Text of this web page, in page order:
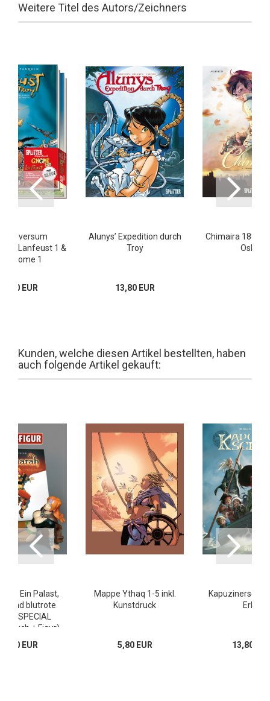
Weitere Titel des Autors/Zeichners
Universum
Lanfeust 1 &
Gnome 1
EUR
Alunys’ Expedition durch
Troy
13,80 EUR
Chimaira 1887
Oskar
Kunden, welche diesen Artikel bestellten, haben
auch folgende Artikel gekauft:
2: Ein Palast,
und blutrote
(SPECIAL
Buch + Figur)
EUR
Mappe Ythaq 1-5 inkl.
Kunstdruck
5,80 EUR
Erbe
13,80